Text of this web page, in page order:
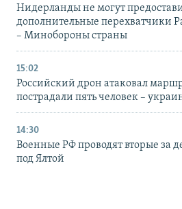
Нидерланды не могут
дополнительные перехватчики
– Минобороны страны
15:02
Российский дрон атаковал
пострадали пять человек –
14:30
Военные РФ проводят вторые за
под Ялтой